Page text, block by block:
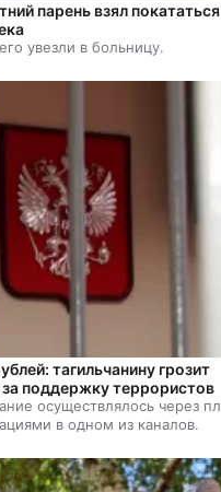
парень взял
увезли в больницу.
тагильчанину грозит
поддержку террористов
осуществлялось через
в одном из каналов.